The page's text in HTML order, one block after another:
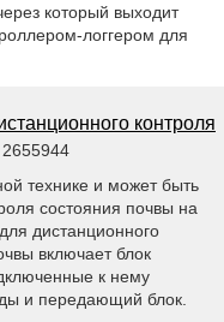
который выходит
логгером для
контроля
технике и может быть
состояния почвы на
дистанционного
включает блок
к нему
и передающий блок.